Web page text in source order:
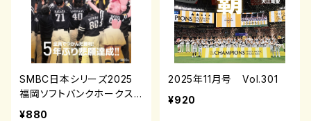
SMBC日本シリーズ2025
福岡ソフトバンクホークス
日本一達成！
¥880
2025年11月号 Vol.301
¥920